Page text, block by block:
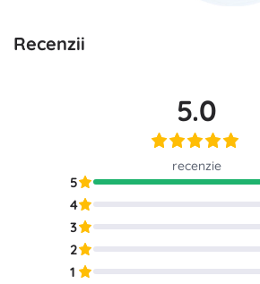
Recenzii
5.0
recenzie
5
4
3
2
1